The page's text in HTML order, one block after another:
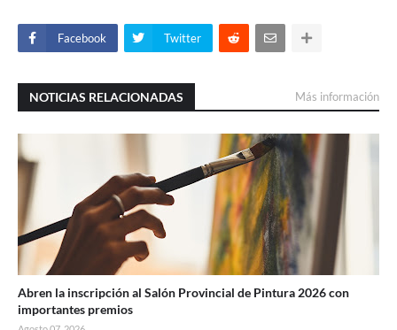
Facebook Twitter
NOTICIAS RELACIONADAS Más información
Abren la inscripción al Salón Provincial de Pintura 2026 con
importantes premios